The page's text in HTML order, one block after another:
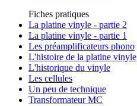
Fiches pratiques
La platine vinyle - partie 2
La platine vinyle - partie 1
Les préamplificateurs phono
L'histoire de la platine vinyle
L'historique du vinyle
Les cellules
Un peu de technique
Transformateur MC